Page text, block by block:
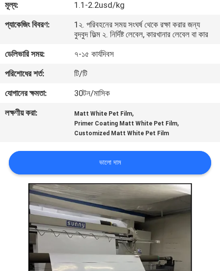
গুণমান
আমাদের
সাথে
যোগাযোগ
একটি
উদ্ধৃতি
অনুরোধ
মূল্য:
1.1-2.2usd/kg
প্যাকেজিং বিবরণ:
1২. পরিবহনের সময় সংঘর্ষ থেকে রক্ষা করার জন্য
বুদবুদ ফিল্ম ২. নির্দিষ্ট লেবেল, কারখানার লেবেল বা কার
ডেলিভারি সময়:
৭-১৫ কার্যদিবস
পরিশোধের শর্ত:
টি/টি
যোগানের ক্ষমতা:
30টন/মাসিক
লক্ষণীয় করা:
Matt White Pet Film,
Primer Coating Matt White Pet Film,
Customized Matt White Pet Film
ভালো দাম